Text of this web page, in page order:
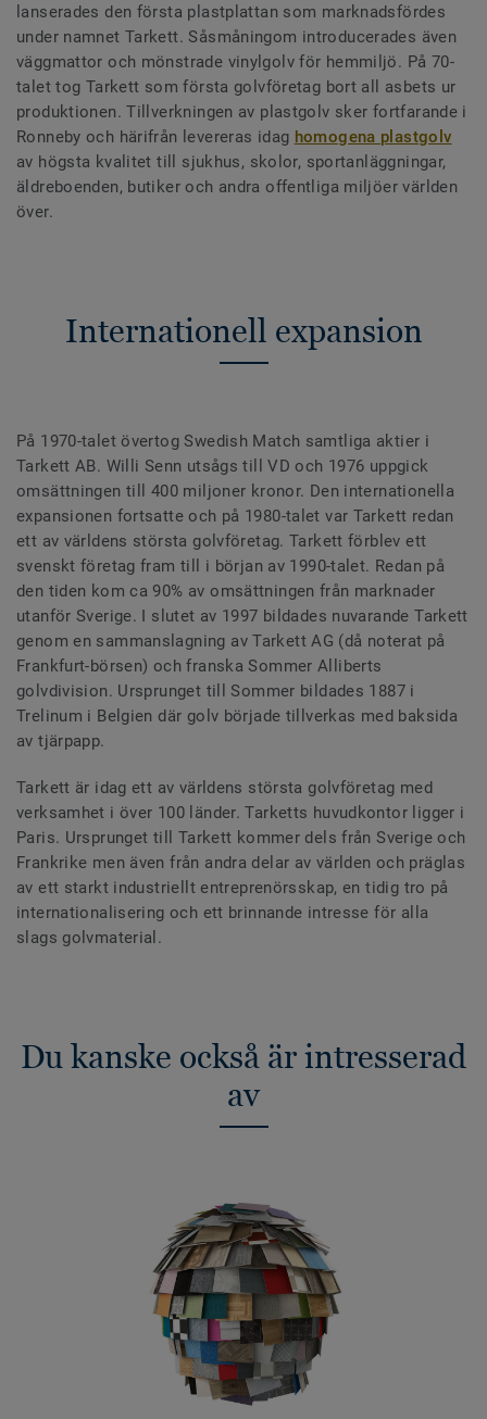
lanserades den första plastplattan som marknadsfördes
under namnet Tarkett. Såsmåningom introducerades även
väggmattor och mönstrade vinylgolv för hemmiljö. På 70-
talet tog Tarkett som första golvföretag bort all asbets ur
produktionen. Tillverkningen av plastgolv sker fortfarande i
Ronneby och härifrån levereras idag homogena plastgolv
av högsta kvalitet till sjukhus, skolor, sportanläggningar,
äldreboenden, butiker och andra offentliga miljöer världen
över.
Internationell expansion
På 1970-talet övertog Swedish Match samtliga aktier i
Tarkett AB. Willi Senn utsågs till VD och 1976 uppgick
omsättningen till 400 miljoner kronor. Den internationella
expansionen fortsatte och på 1980-talet var Tarkett redan
ett av världens största golvföretag. Tarkett förblev ett
svenskt företag fram till i början av 1990-talet. Redan på
den tiden kom ca 90% av omsättningen från marknader
utanför Sverige. I slutet av 1997 bildades nuvarande Tarkett
genom en sammanslagning av Tarkett AG (då noterat på
Frankfurt-börsen) och franska Sommer Alliberts
golvdivision. Ursprunget till Sommer bildades 1887 i
Trelinum i Belgien där golv började tillverkas med baksida
av tjärpapp.
Tarkett är idag ett av världens största golvföretag med
verksamhet i över 100 länder. Tarketts huvudkontor ligger i
Paris. Ursprunget till Tarkett kommer dels från Sverige och
Frankrike men även från andra delar av världen och präglas
av ett starkt industriellt entreprenörsskap, en tidig tro på
internationalisering och ett brinnande intresse för alla
slags golvmaterial.
Du kanske också är intresserad
av